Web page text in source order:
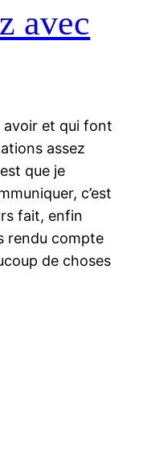
avec
avoir et qui font
assez
que je
c’est
fait, enfin
rendu compte
de choses